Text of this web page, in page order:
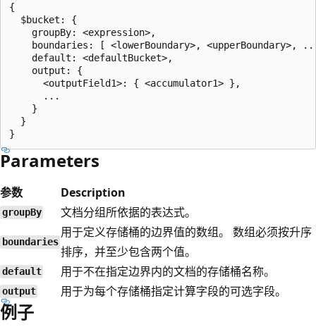
{
  $bucket: {
    groupBy: <expression>,
boundaries: [ <lowerBoundary>, <upperBoundary>,
    default: <defaultBucket>,
    output: {
      <outputField1>: { <accumulator1> },
      ...
    }
  }
Parameters
参数 Description
groupBy 文档分组所依据的表达式。
boundaries
用于定义存储桶的边界值的数组。 数组必须按升序
排序，并至少包含两个值。
default 用于不在指定边界内的文档的存储桶名称。
output 用于为每个存储桶指定计算字段的可选字段。
例子